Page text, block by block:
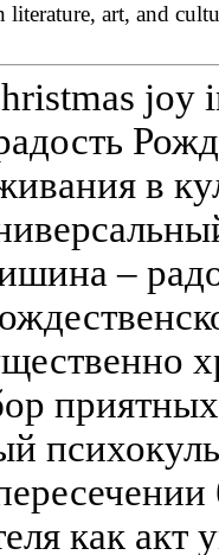
literature, art, and
в
–
как акт